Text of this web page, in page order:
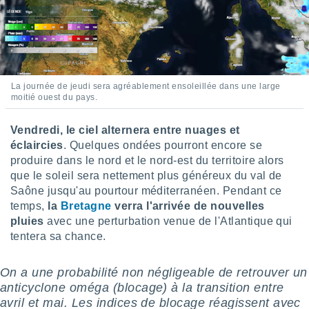
le
ou
vous
non
notre
le
le
La journée de jeudi sera agréablement ensoleillée dans une large
moitié ouest du pays.
Vendredi, le ciel alternera entre nuages et
éclaircies. Quelques ondées pourront encore se
produire dans le nord et le nord-est du territoire alors
que le soleil sera nettement plus généreux du val de
Saône jusqu'au pourtour méditerranéen. Pendant ce
temps,
la Bretagne verra l'arrivée de nouvelles
pluies avec une perturbation venue de l'Atlantique qui
tentera sa chance.
On a une probabilité non négligeable de retrouver un
anticyclone oméga (blocage) à la transition entre
avril et mai. Les indices de blocage réagissent avec